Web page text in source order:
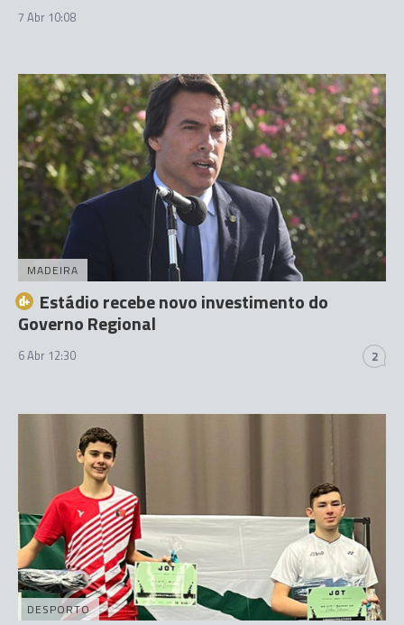
7 Abr 10:08
MADEIRA
Estádio recebe novo investimento do
Governo Regional
6 Abr 12:30 2
DESPORTO